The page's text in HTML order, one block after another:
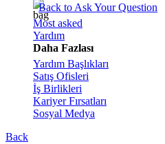
Back to Ask Your Question
Most asked
Yardım
Daha Fazlası
Yardım Başlıkları
Satış Ofisleri
İş Birlikleri
Kariyer Fırsatları
Sosyal Medya
Back